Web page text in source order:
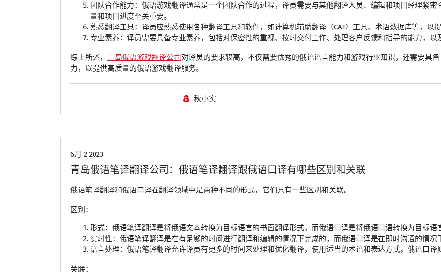
团队合作能力：俄语游戏翻译通常是一个团队合作的过程，译员需要与其他翻译人员、编辑和项目经理紧
量和项目进度至关重要。
熟悉翻译工具：译员应熟悉使用各种翻译工具和软件，如计算机辅助翻译（CAT）工具、术语数据库等，以
专业素养：译员需要具备专业素养，包括对保密性的重视、按时交付工作、处理客户反馈和指导的能力，
综上所述， 青岛俄语游戏翻译公司对译员的要求较高，不仅需要优秀的俄语语言能力和游戏行业知识，还需要具
力，以提供高质量的俄语游戏翻译服务。
秋小实
6月 2 2023
青岛俄语笔译翻译公司：俄语笔译翻译跟俄语口译有哪些区别和关联
俄语笔译翻译和俄语口译在翻译领域中是两种不同的形式，它们具有一些区别和关联。
区别：
形式：俄语笔译翻译是将俄语文本转换为目标语言的书面翻译形式，而俄语口译是将俄语口语转换为目标语
实时性：俄语笔译翻译是在有足够的时间进行翻译和编辑的情况下完成的，而俄语口译是在即时沟通的情
语言处理：俄语笔译翻译允许译员有更多的时间来处理和优化翻译，使用适当的术语和表达方式。俄语口
关联：